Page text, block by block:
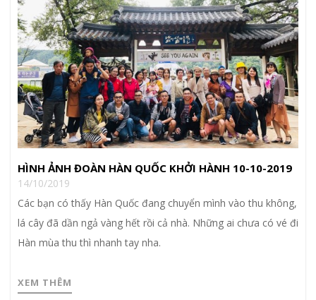
HÌNH ẢNH ĐOÀN HÀN QUỐC KHỞI HÀNH 10-10-2019
14/10/2019
Các bạn có thấy Hàn Quốc đang chuyển mình vào thu không,
lá cây đã dần ngả vàng hết rồi cả nhà. Những ai chưa có vé đi
Hàn mùa thu thì nhanh tay nha.
XEM THÊM